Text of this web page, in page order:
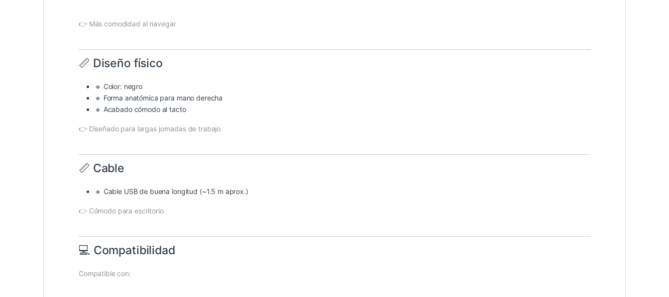
👉 Más comodidad al navegar
📏 Diseño físico
🔹 Color: negro
🔹 Forma anatómica para mano derecha
🔹 Acabado cómodo al tacto
👉 Diseñado para largas jornadas de trabajo
📏 Cable
🔹 Cable USB de buena longitud (~1.5 m aprox.)
👉 Cómodo para escritorio
💻 Compatibilidad
Compatible con: